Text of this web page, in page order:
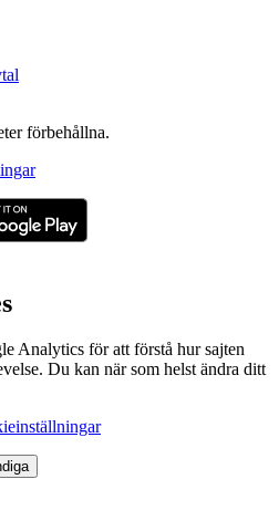
förbehållna.
Analytics för att förstå hur sajten
Du kan när som helst ändra ditt